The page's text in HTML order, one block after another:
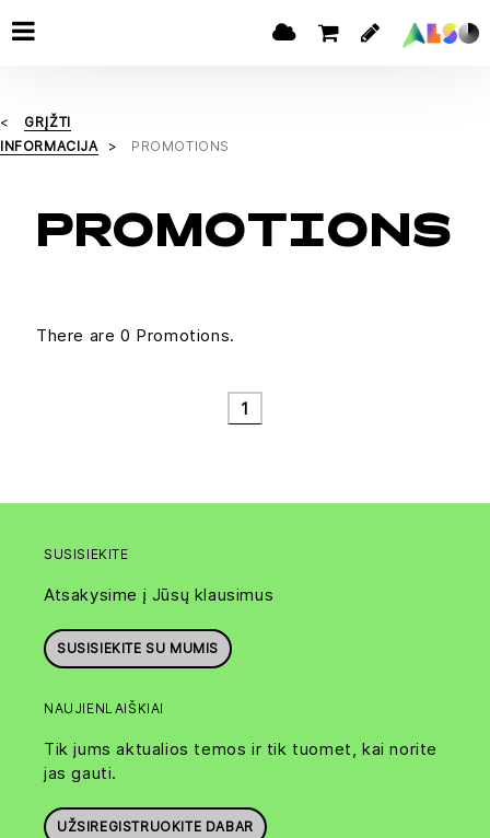
GRĮŽTI
INFORMACIJA
PROMOTIONS
PROMOTIONS
There are 0 Promotions.
1
SUSISIEKITE
Atsakysime į Jūsų klausimus
SUSISIEKITE SU MUMIS
NAUJIENLAIŠKIAI
Tik jums aktualios temos ir tik tuomet, kai norite
jas gauti.
UŽSIREGISTRUOKITE DABAR